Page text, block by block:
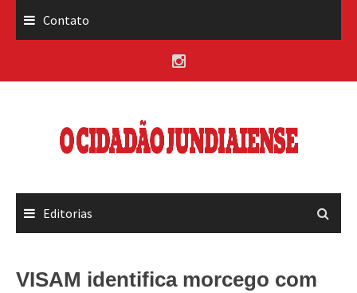
Contato
Editorias
VISAM identifica morcego com